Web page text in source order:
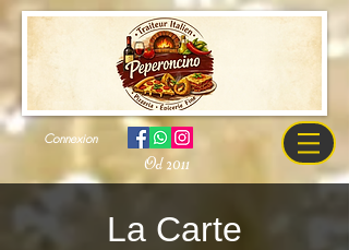
Connexion
Od 2011
La Carte